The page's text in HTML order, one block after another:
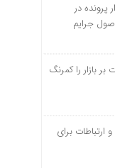
نزدیک 250 هزار پرونده در
بازار را کمرنگ
ارتباطات برای